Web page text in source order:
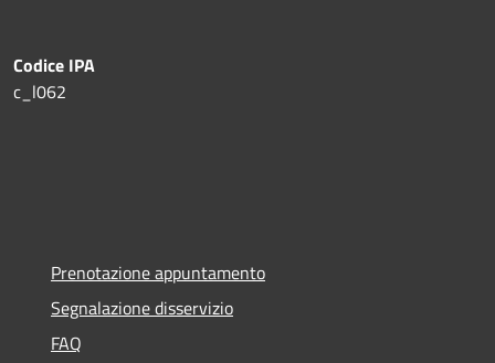
Codice IPA
c_l062
Prenotazione appuntamento
Segnalazione disservizio
FAQ